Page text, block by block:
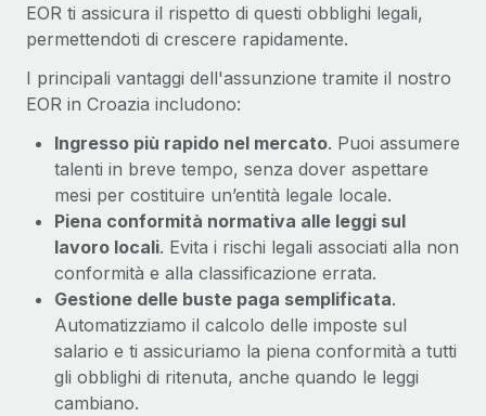
EOR ti assicura il rispetto di questi obblighi legali,
permettendoti di crescere rapidamente.
I principali vantaggi dell'assunzione tramite il nostro
EOR in Croazia includono:
Ingresso più rapido nel mercato. Puoi assumere
talenti in breve tempo, senza dover aspettare
mesi per costituire un’entità legale locale.
Piena conformità normativa alle leggi sul
lavoro locali. Evita i rischi legali associati alla non
conformità e alla classificazione errata.
Gestione delle buste paga semplificata.
Automatizziamo il calcolo delle imposte sul
salario e ti assicuriamo la piena conformità a tutti
gli obblighi di ritenuta, anche quando le leggi
cambiano.